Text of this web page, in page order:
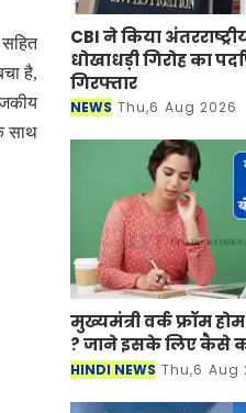
है,
साथ
CBI ने किया
धोखाधड़ी गिरोह का
गिरफ्तार
NEWS Thu,6 Aug 2026
मुख्यमंत्री वर्क फ्रॉम
? जाने इसके लिए कैसे
HINDI NEWS Thu,6 Aug